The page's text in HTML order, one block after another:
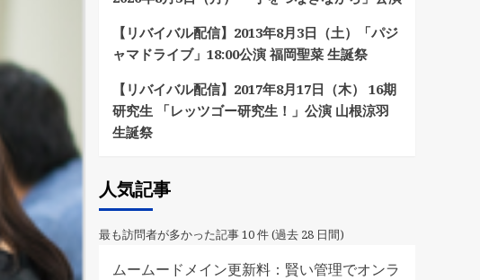
【リバイバル配信】2013年8月3日（土）「パジ
ャマドライブ」18:00公演 福岡聖菜 生誕祭
【リバイバル配信】2017年8月17日（木） 16期
研究生 「レッツゴー研究生！」公演 山根涼羽
生誕祭
人気記事
最も訪問者が多かった記事 10 件 (過去 28 日間)
ムームードメイン更新料：賢い管理でオンラ